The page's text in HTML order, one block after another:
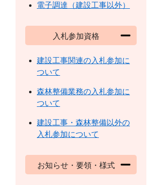
電子調達（建設工事以外）
入札参加資格
建設工事関連の入札参加に
ついて
森林整備業務の入札参加に
ついて
建設工事・森林整備以外の
入札参加について
お知らせ・要領・様式